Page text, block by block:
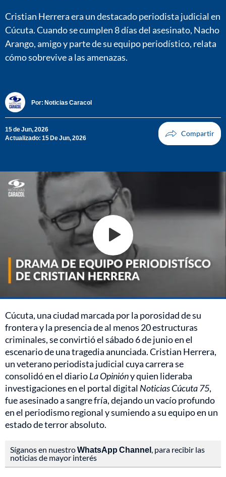
Cristian Herrera era un destacado periodista judicial en
Cúcuta. Cuando se cumplen 8 días del asesinato, Nacho
Arango, amigo y parte de su equipo periodístico, relata
cómo sobrevive a las amenazas.
Por: Noticias Caracol
15 de Jun, 2026
Actualizado: 15 De Jun, 2026
Cúcuta, una ciudad marcada por la porosidad de su
frontera y la presencia de al menos 20 estructuras
criminales, se convirtió el sábado 6 de junio en el
escenario de una tragedia anunciada. Cristian Herrera,
un veterano periodista judicial cuya carrera se
consolidó en el diarioLa Opinióny quien lideraba
investigaciones en el portal digital Noticias Cúcuta 75,
fue asesinado a sangre fría, dejando un vacío profundo
en el periodismo regional y sumiendo a su equipo en un
estado de terror absoluto.
Síganos en nuestroWhatsApp Channel , para recibir las
noticias de mayor interés